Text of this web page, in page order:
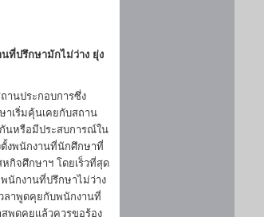
ที่ปรึกษามักไม่ว่าง ยุ่ง
านประกอบการซึ่ง
เริ่มคุ้นเคยกับสถาน
นหรือมีประสบการณ์ใน
ตั้งพนักงานที่นักศึกษาที่
กิจศึกษาฯ โดยเร็วที่สุด
นักงานที่ปรึกษาไม่ว่าง
ลาพูดคุยกับพนักงานที่
พูดคุยแล้วควรขอร้อง